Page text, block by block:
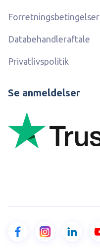
Forretningsbetingelser
Databehandleraftale
Privatlivspolitik
Se anmeldelser